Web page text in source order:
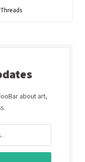
Threads
about art,